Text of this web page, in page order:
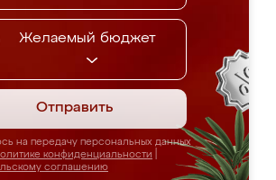
Желаемый бюджет
Отправить
на передачу персональных данных
конфиденциальности
соглашению